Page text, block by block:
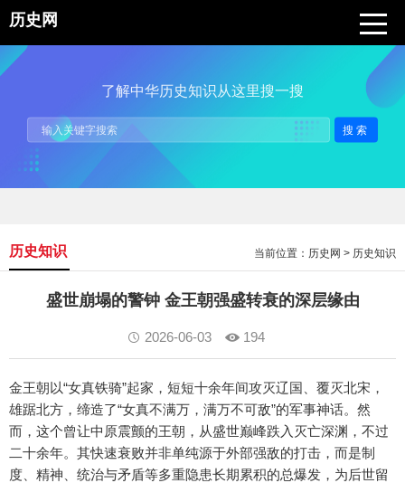
历史网
了解中华历史知识从这里搜一搜
搜索
当前位置： 历史网 > 历史知识
历史知识
盛世崩塌的警钟 金王朝强盛转衰的深层缘由
2026-06-03 194
金王朝以“女真铁骑”起家，短短十余年间攻灭辽国、覆灭北宋，
雄踞北方，缔造了“女真不满万，满万不可敌”的军事神话。然
而，这个曾让中原震颤的王朝，从盛世巅峰跌入灭亡深渊，不过
二十余年。其快速衰败并非单纯源于外部强敌的打击，而是制
度、精神、统治与矛盾等多重隐患长期累积的总爆发，为后世留